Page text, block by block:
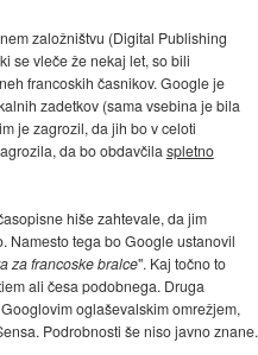
založništvu (Digital Publishing
se vleče že nekaj let, so bili
francoskih časnikov. Google je
zadetkov (sama vsebina je bila
je zagrozil, da jih bo v celoti
da bo obdavčila spletno
hiše zahtevale, da jim
Namesto tega bo Google ustanovil
za francoske bralce". Kaj točno to
ali česa podobnega. Druga
oglaševalskim omrežjem,
Podrobnosti še niso javno znane.